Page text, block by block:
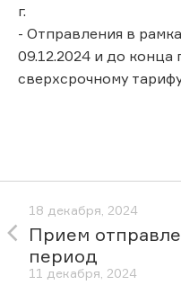
г.
- Отправления в
09.12.2024 и до
сверхсрочному
18 декабря, 2024
Прием
период
11 декабря, 2024